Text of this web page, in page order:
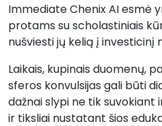
Immediate Chenix AI esmė
protams su scholastiniais
nušviesti jų kelią į investicinį
Laikais, kupinais duomenų,
sferos konvulsijas gali būti
dažnai slypi ne tik
ir tiksliai nustatant šios